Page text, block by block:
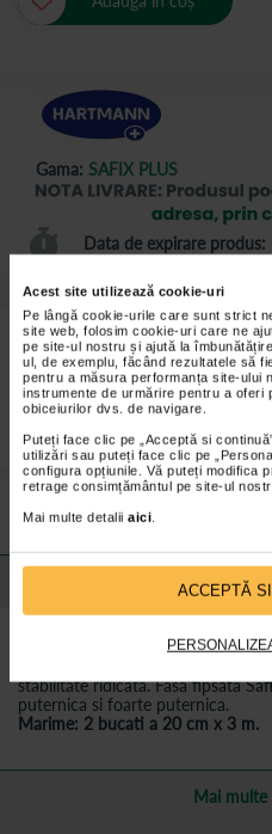
Acest site utilizează cookie-uri
Pe lângă cookie-urile care sunt strict
site web, folosim cookie-uri care ne
pe site-ul nostru și ajută la
ul, de exemplu, făcând rezultatele să
pentru a măsura performanța site-ului
instrumente de urmărire pentru a oferi
obiceiurilor dvs. de navigare.
Puteți face clic pe „Acceptă si
utilizări sau puteți face clic pe
configura opțiunile. Vă puteți modifica
retrage consimțământul pe site-ul
Mai multe detalii aici.
ACCEPTĂ
Gama: SAFIX PLUS
Data de expirare
Fasa gipsata din tesatura de
calitate superioara.
Pachetul contine 2 fesi.
Preturile si promotiile afisate pe
valabile pentru comenzile
Detalii
impregnata cu ghips natural de
stabilitate ridicata. Fasa fipsata
puternica si foarte puternica.
Marime: 2 bucati a 20 cm x 3 m.
Mai